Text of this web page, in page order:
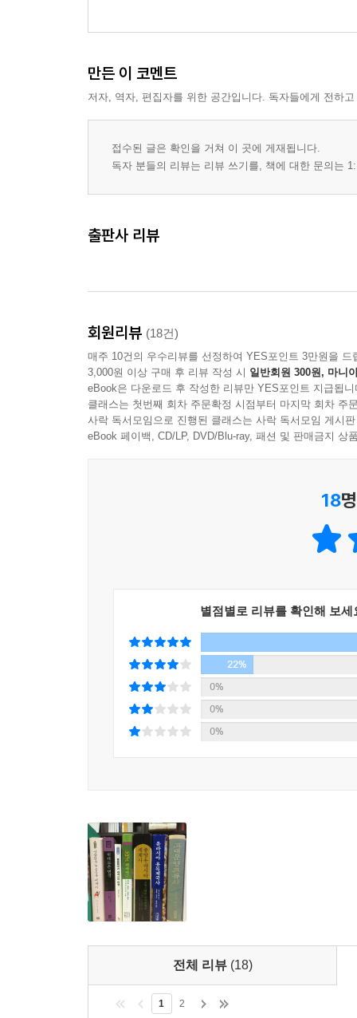
안사의 난과 위구르의 개입
위구르 제국의 붕괴
하서 위구르
천산 위구르
거란 제국의 통치 구조
유라시아 서부의 정복왕조들
몽골 제국 출현 전야
칭기스 칸의 통일과 대외원정
세계 정복 전쟁
톨루이 가문의 탈권
몽골 제국과 고려
팍스 몽골리카
대여행의 시대
모굴 칸국의 성립과 전개
티무르의 등장과 정복 전쟁
티무르의 후예들
티무르 제국의 문화
우즈벡·카자흐·키르기즈의 등장
오이라트의 등장
알탄 칸의 패업
후기 모굴 칸국
만든 이 코멘트
저자, 역자, 편집자를 위한 공간입니다. 독자들에게 전하
접수된 글은 확인을 거쳐 이 곳에 게재됩니다.
독자 분들의 리뷰는 리뷰 쓰기를, 책에 대한 문의는
출판사 리뷰
회원리뷰 (18건)
매주 10건의 우수리뷰를 선정하여 YES포인트 3만원을 드
3,000원 이상 구매 후 리뷰 작성 시 일반회원 300원, 마니
eBook은 다운로드 후 작성한 리뷰만 YES포인트 지급됩니
클래스는 첫번째 회차 주문확정 시점부터 마지막 회차 주
사락 독서모임으로 진행된 클래스는 사락 독서모임 게시
eBook 페이백, CD/LP, DVD/Blu-ray, 패션 및 판매금지 상
18
별점별로 리뷰를 확인해 보세
22%
0%
0%
0%
전체 리뷰 (18)
1 2